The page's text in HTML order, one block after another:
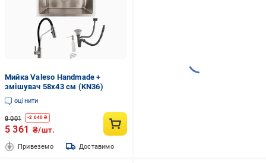
Мийка Valeso Handmade +
змішувач 58x43 см (KN36)
оцінити
8 001 -2 640 ₴
5 361 ₴/шт.
Привеземо Доставимо